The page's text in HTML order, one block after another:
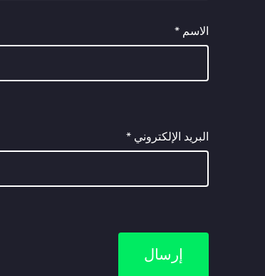
الاسم *
البريد الإلكتروني *